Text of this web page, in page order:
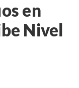
en
Nivel